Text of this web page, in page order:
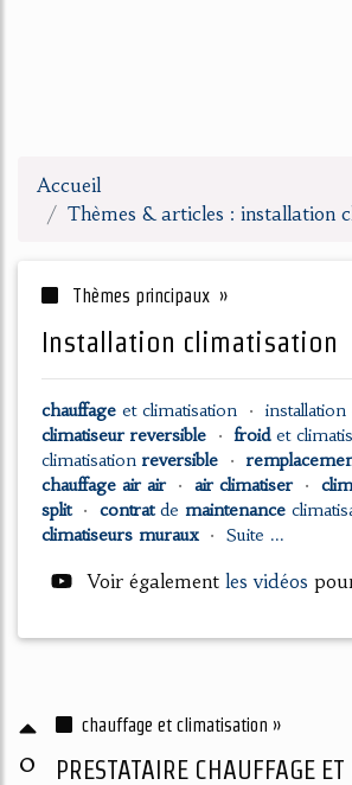
Accueil
Thèmes & articles : installation
Thèmes principaux »
installation climatisation
chauffage et climatisation •
climatiseur reversible
•froid et
climatisationreversible •
chauffage air air • air climatiser •
split • contratde maintenance
climatiseurs muraux • Suite ...
Voir également les vidéos
0
chauffage et climatisation »
PRESTATAIRE CHAUFFAGE